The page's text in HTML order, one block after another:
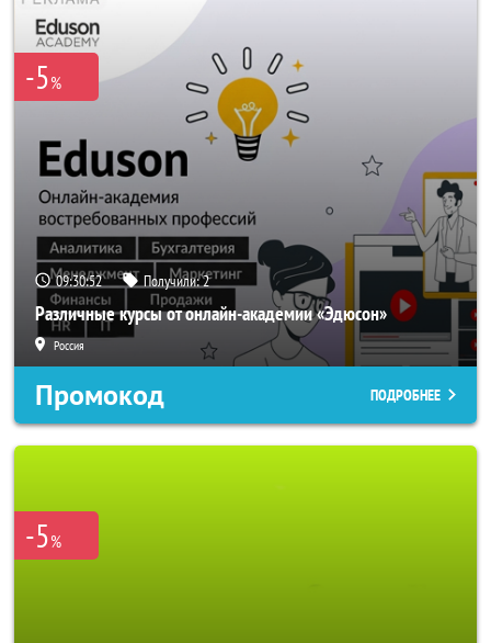
-5%
09:30:50 Получили:2
Различные курсы от онлайн-академии «Эдюсон»
Россия
Промокод ПОДРОБНЕЕ
-5%